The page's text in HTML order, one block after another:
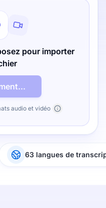
pour importer
audio et vidéo
63 langues de